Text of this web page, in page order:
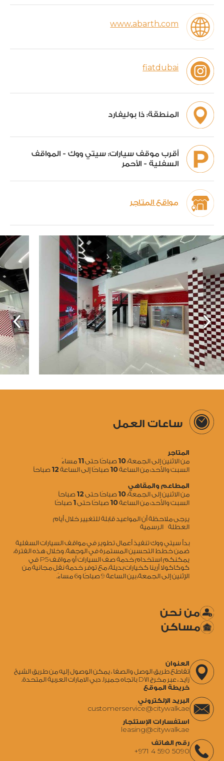
www.abarth.com
fiatdubai
المنطقة: ذا بوليفارد
أقرب موقف سيارات: سيتي ووك - المواقف
السفلية - الأحمر
مواقع المتاجر
ساعات العمل
المتاجر
من الاثنين إلى الجمعة:10 صباحًا حتى11 مساءً
السبت والأحد: من الساعة10 صباحًا إلى الساعة 12 صباحاً
المطاعم والمقاهي
من الاثنين إلى الجمعة:10 صباحًا حتى 12 صباحاً
السبت والأحد: من الساعة10 صباحًا حتى1 صباحًا
يرجى ملاحظة أن المواعيد قابلة للتغيير خلال أيام
العطلة الرسمية
بدأ سيتي ووك تنفيذ أعمال تطوير في مواقف السيارات السفلية
ضمن خطط التحسين المستمرة في الوجهة. وخلال هذه الفترة،
يمكنكم استخدام خدمة صف السيارات أو مواقف P5
في
كوكاكولا أرينا كخيارات بديلة، مع توفر خدمة نقل مجانية من
الإثنين إلى الجمعة، بين الساعة 9صباحًا و6 مساءً.
من نحن
مساكن
العنوان
تقاطع طريق الوصل والصفا ، يمكن الوصول إليه من طريق الشيخ
زايد ، عبر مخرج D71 باتجاه جميرا. دبي الامارات العربية المتحدة.
خريطة الموقع
البريد الإلكتروني
‍customerservice@citywalk.ae
استفسارات الإستئجار
‍leasing@citywalk.ae
رقم الهاتف
+971 4 590 5090